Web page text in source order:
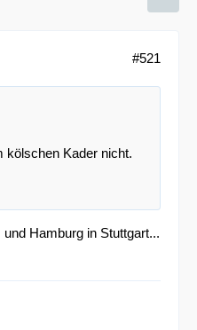
#521
kölschen Kader nicht.
Hamburg in Stuttgart...